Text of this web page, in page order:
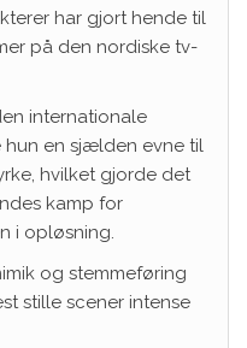
har gjort hende til
på den nordiske tv-
internationale
hun en sjælden evne til
hvilket gjorde det
kamp for
i opløsning.
og stemmeføring
stille scener intense